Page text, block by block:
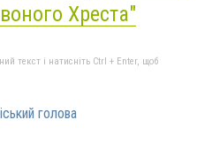
Хреста"
текст і натисніть Ctrl + Enter, щоб
голова